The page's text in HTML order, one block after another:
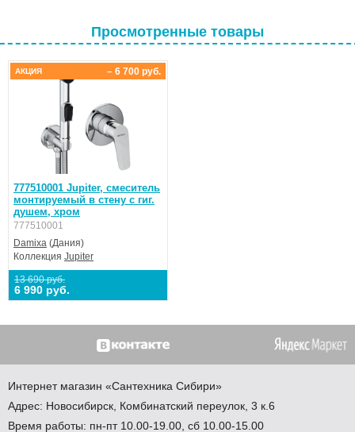
Просмотренные товары
777510001 Jupiter, смеситель
монтируемый в стену с гиг.
душем, хром
777510001
Damixa (Дания)
Коллекция Jupiter
13 690 руб.
6 990 руб.
– 6 700 руб.
АКЦИЯ
Интернет магазин «Сантехника Сибири»
Адрес: Новосибирск Комбинатский переулок, 3 к.6
Время работы: пн-пт 10.00-19.00, сб 10.00-15.00